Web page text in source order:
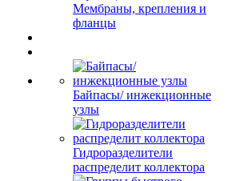
Мембраны, крепления и
фланцы
Байпасы/ инжекционные
узлы
Гидроразделители
распределит коллектора